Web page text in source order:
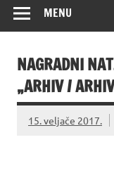
MENU
NAGRADNI
„ARHIV /
15. veljače 2017.